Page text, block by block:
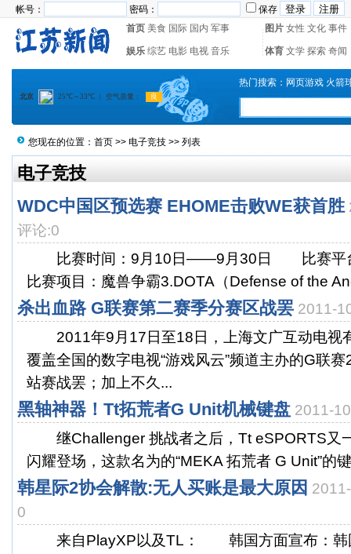
帐号： 密码：
保存
首页 美食 国际 国内 军事 图片 女性 文化 事件
娱乐 综艺 电影 电视 音乐 体育 文学 探索 奇闻
热门搜索： 网页游戏 火箭
您现在的位置： 首页 >> 电子竞技 >> 列表
电子竞技
WDC中国区预选赛 EHOME击败WE获首胜
评论:0
比赛时间：9月10日——9月30日 比赛
比赛项目：魔兽争霸3.DOTA（Defense of the
杀出血路 G联赛第二赛季分赛区战罢 2011-
2011年9月17日至18日，上海文广互动电视
覆盖全国的数字电视“游戏风云”频道主办的G联
站赛战罢；加上不久...
黑轴神器！Tt拓荒者G Unit机械键盘 2011-
继Challenger 挑战者之后，Tt eSPORTS又
闪耀登场，这款名为的“MEKA 拓荒者 G Unit”的
韩星际2协会解散:无人买账是最大原因
0
来自PlayXP以及TL： 韩国方面宣布：韩